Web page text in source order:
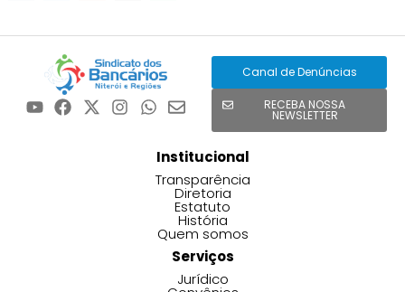
Canal de Denúncias
RECEBA NOSSA
NEWSLETTER
Institucional
Transparência
Diretoria
Estatuto
História
Quem somos
Serviços
Jurídico